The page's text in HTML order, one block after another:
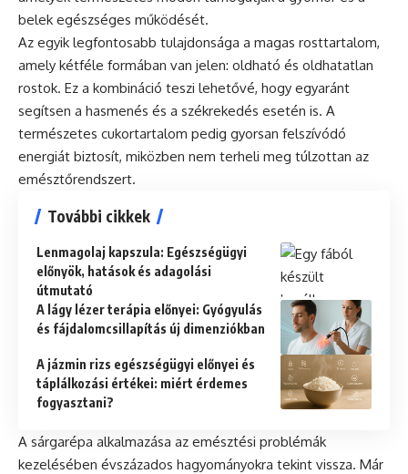
belek egészséges működését.
Az egyik legfontosabb tulajdonsága a magas rosttartalom,
amely kétféle formában van jelen: oldható és oldhatatlan
rostok. Ez a kombináció teszi lehetővé, hogy egyaránt
segítsen a hasmenés és a székrekedés esetén is. A
természetes cukortartalom pedig gyorsan felszívódó
energiát biztosít, miközben nem terheli meg túlzottan az
emésztőrendszert.
További cikkek
Lenmagolaj kapszula: Egészségügyi
előnyök, hatások és adagolási
útmutató
A lágy lézer terápia előnyei: Gyógyulás
és fájdalomcsillapítás új dimenziókban
A jázmin rizs egészségügyi előnyei és
táplálkozási értékei: miért érdemes
fogyasztani?
A sárgarépa alkalmazása az emésztési problémák
kezelésében évszázados hagyományokra tekint vissza. Már